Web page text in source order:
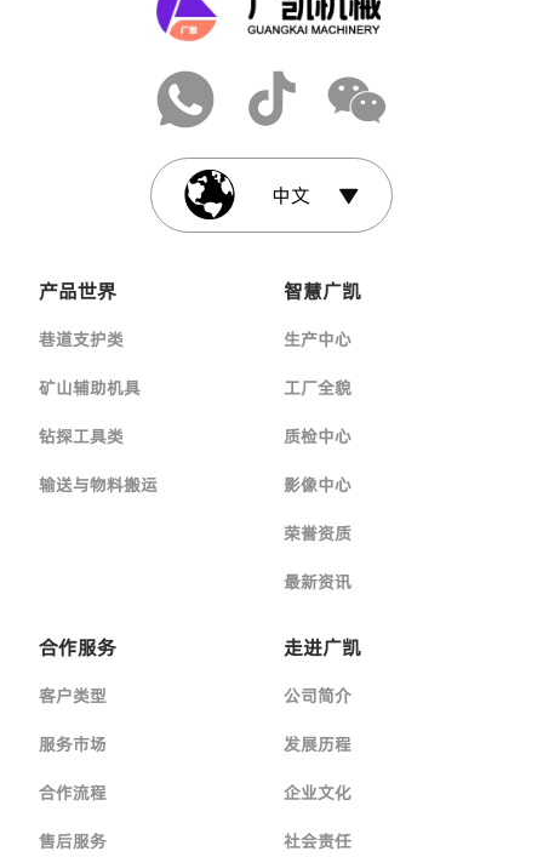
中文
产品世界
巷道支护类
矿山辅助机具
钻探工具类
输送与物料搬运
智慧广凯
生产中心
工厂全貌
质检中心
影像中心
荣誉资质
最新资讯
合作服务
客户类型
服务市场
合作流程
售后服务
走进广凯
公司简介
发展历程
企业文化
社会责任